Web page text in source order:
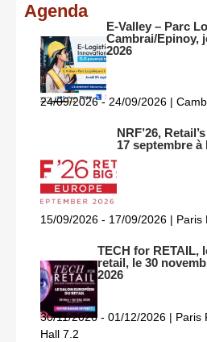
Agenda
E-Valley – Parc
Cambrai/Epinoy,
2026
24/09/2026 - 24/09/2026 |
NRF’26,
17 septembre à
15/09/2026 - 17/09/2026 | Paris
TECH for RETAIL,
retail, le 30
2026
30/11/2026 - 01/12/2026 | Paris
Hall 7.2